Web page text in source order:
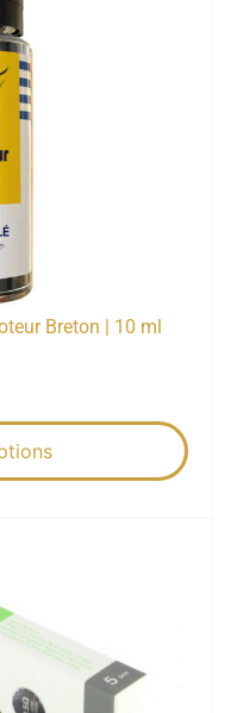
Breton | 10 ml